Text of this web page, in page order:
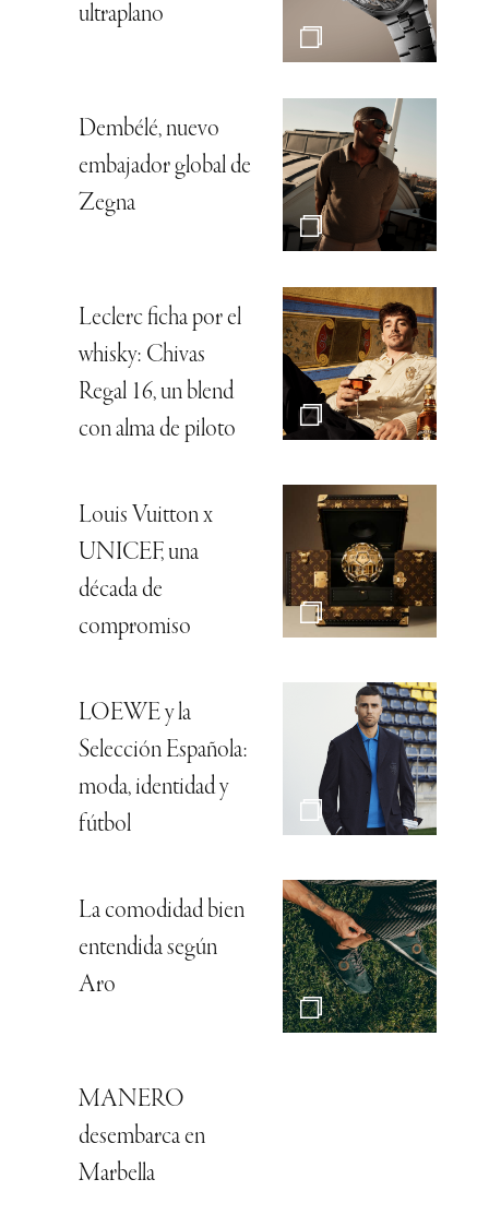
ultraplano
Dembélé, nuevo
embajador global de
Zegna
Leclerc ficha por el
whisky: Chivas
Regal 16, un blend
con alma de piloto
Louis Vuitton x
UNICEF, una
década de
compromiso
LOEWE y la
Selección Española:
moda, identidad y
fútbol
La comodidad bien
entendida según
Aro
MANERO
desembarca en
Marbella